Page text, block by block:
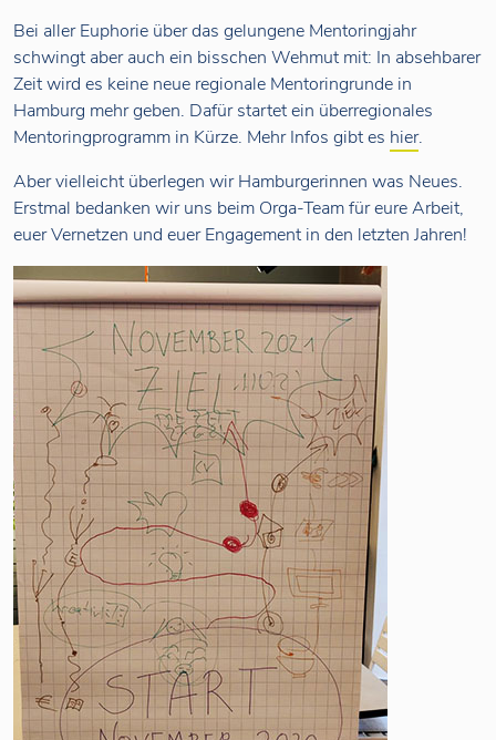
Bei aller Euphorie über das gelungene Mentoringjahr
schwingt aber auch ein bisschen Wehmut mit: In absehbarer
Zeit wird es keine neue regionale Mentoringrunde in
Hamburg mehr geben. Dafür startet ein überregionales
Mentoringprogramm in Kürze. Mehr Infos gibt es hier.
Aber vielleicht überlegen wir Hamburgerinnen was Neues.
Erstmal bedanken wir uns beim Orga-Team für eure Arbeit,
euer Vernetzen und euer Engagement in den letzten Jahren!